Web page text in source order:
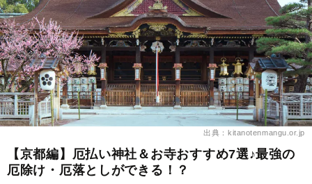
出典：kitanotenmangu.or.jp
【京都編】厄払い神社＆お寺おすすめ7選♪最強の
厄除け・厄落としができる！？